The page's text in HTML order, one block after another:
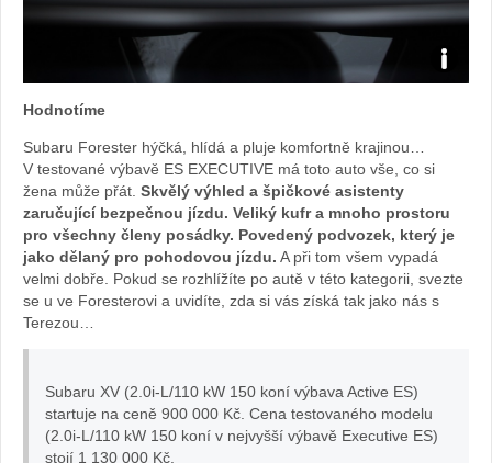
Foto:
Hodnotíme
Subaru Forester hýčká, hlídá a pluje komfortně krajinou…
V testované výbavě ES EXECUTIVE má toto auto vše, co si
žena může přát. Skvělý výhled a špičkové asistenty
zaručující bezpečnou jízdu. Veliký kufr a mnoho prostoru
pro všechny členy posádky. Povedený podvozek, který je
jako dělaný pro pohodovou jízdu. A při tom všem vypadá
velmi dobře. Pokud se rozhlížíte po autě v této kategorii, svezte
se u ve Foresterovi a uvidíte, zda si vás získá tak jako nás s
Terezou…
Subaru XV (2.0i-L/110 kW 150 koní výbava Active ES)
startuje na ceně 900 000 Kč. Cena testovaného modelu
(2.0i-L/110 kW 150 koní v nejvyšší výbavě Executive ES)
stojí 1 130 000 Kč.